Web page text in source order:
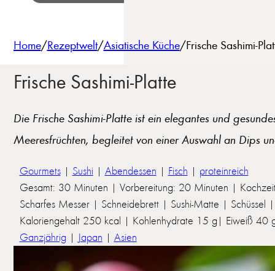
Home/Rezeptwelt/Asiatische Küche/Frische Sashimi-
Frische Sashimi-Platte
Die Frische Sashimi-Platte ist ein elegantes und
Meeresfrüchten, begleitet von einer Auswahl an Dips
Gourmets| Sushi| Abendessen | Fisch | proteinreich
Gesamt: 30 Minuten | Vorbereitung: 20 Minuten |
Scharfes Messer | Schneidebrett | Sushi-Matte | Schüssel
Kaloriengehalt 250 kcal | Kohlenhydrate 15 g| Eiweiß 40
Ganzjährig | Japan | Asien